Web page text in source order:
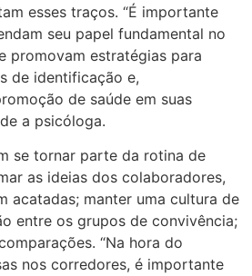
esses traços. “É importante
seu papel fundamental no
promovam estratégias para
de identificação e,
de saúde em suas
a psicóloga.
se tornar parte da rotina de
as ideias dos colaboradores,
acatadas; manter uma cultura de
entre os grupos de convivência;
“Na hora do
nos corredores, é importante